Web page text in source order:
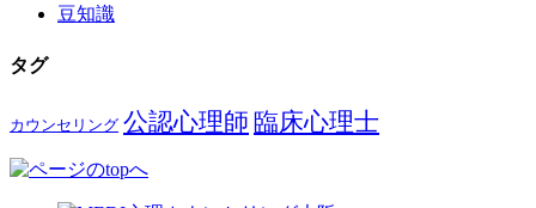
豆知識
タグ
カウンセリング 公認心理師 臨床心理士